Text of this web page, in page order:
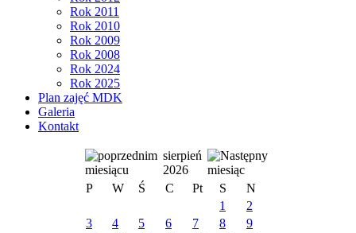
Rok 2011
Rok 2010
Rok 2009
Rok 2008
Rok 2024
Rok 2025
Plan zajęć MDK
Galeria
Kontakt
sierpień
2026
P
W Ś C Pt S
N
1
2
3
4 5 6 7 8
9